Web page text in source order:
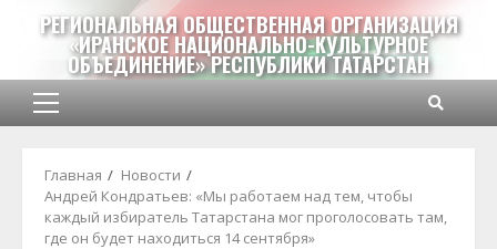
Перейти
содержимому
РЕГИОНАЛЬНАЯ ОБЩЕСТВЕННАЯ ОРГАНИЗАЦИЯ
«ИРАНСКОЕ НАЦИОНАЛЬНО-КУЛЬТУРНОЕ
ОБЪЕДИНЕНИЕ» РЕСПУБЛИКИ ТАТАРСТАН
Основное
Главная
Новости
Андрей Кондратьев: «Мы работаем над тем, чтобы
каждый избиратель Татарстана мог проголосовать там,
где он будет находиться 14 сентября»